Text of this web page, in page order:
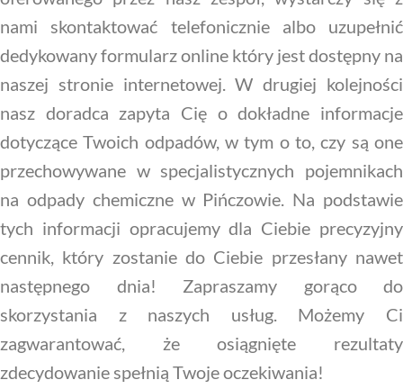
nami skontaktować telefonicznie albo uzupełnić
dedykowany formularz online który jest dostępny na
naszej stronie internetowej. W drugiej kolejności
nasz doradca zapyta Cię o dokładne informacje
dotyczące Twoich odpadów, w tym o to, czy są one
przechowywane w specjalistycznych pojemnikach
na odpady chemiczne w Pińczowie. Na podstawie
tych informacji opracujemy dla Ciebie precyzyjny
cennik, który zostanie do Ciebie przesłany nawet
następnego dnia! Zapraszamy gorąco do
skorzystania z naszych usług. Możemy Ci
zagwarantować, że osiągnięte rezultaty
zdecydowanie spełnią Twoje oczekiwania!